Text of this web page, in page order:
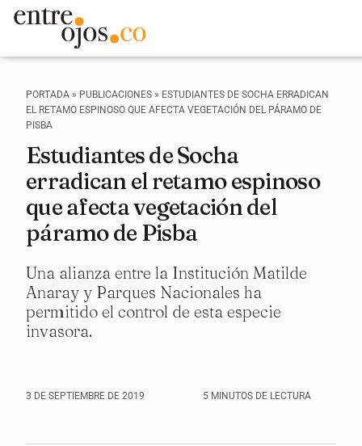
PORTADA » PUBLICACIONES » ESTUDIANTES DE SOCHA ERRADICAN
EL RETAMO ESPINOSO QUE AFECTA VEGETACIÓN DEL PÁRAMO DE
PISBA
Estudiantes de Socha
erradican el retamo espinoso
que afecta vegetación del
páramo de Pisba
Una alianza entre la Institución Matilde
Anaray y Parques Nacionales ha
permitido el control de esta especie
invasora.
3 DE SEPTIEMBRE DE 2019 5 MINUTOS DE LECTURA